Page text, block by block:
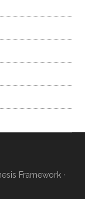
Framework·